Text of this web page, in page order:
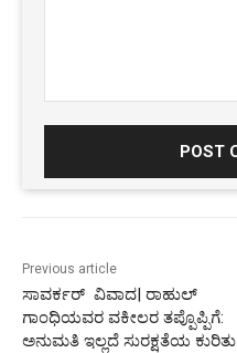
Previous article
ಸಾವರ್ಕರ್ ವಿವಾದ| ರಾಹುಲ್
ಗಾಂಧಿಯವರ ವಕೀಲರ ತಪ್ಪೊಪ್ಪಿಗೆ:
ಅನುಮತಿ ಇಲ್ಲದೆ ಸುರಕ್ಷತೆಯ ಕುರಿತು